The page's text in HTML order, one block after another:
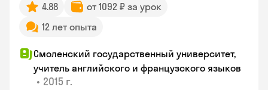
4.88
от 1092 ₽ за урок
12 лет опыта
Смоленский государственный университет,
учитель английского и французского языков
• 2015 г.